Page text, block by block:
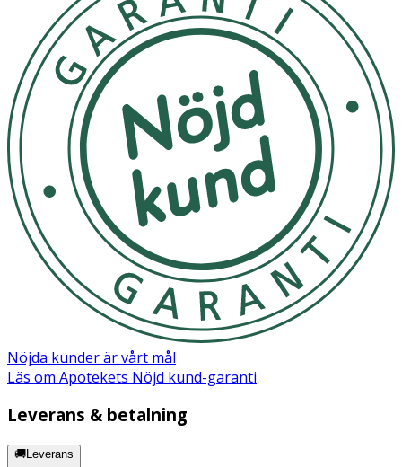
Nöjda kunder är vårt mål
Läs om Apotekets Nöjd kund-garanti
Leverans & betalning
🚚Leverans